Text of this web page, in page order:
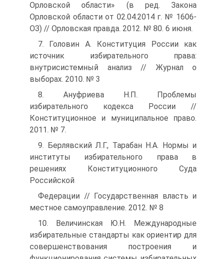
Орловской области» (в ред. Закона
Орловской области от 02.04.2014 г. № 1606-
ОЗ) // Орловская правда. 2012. № 80. 6 июня.
7. Головин А. Конституция России как
источник избирательного права:
внутрисистемный анализ // Журнал о
выборах. 2010. № 3
8. Ануфриева Н.П. Проблемы
избирательного кодекса России //
Конституционное и муниципальное право.
2011. № 7.
9. Берлявский Л.Г., Тарабан Н.А. Нормы и
институты избирательного права в
решениях Конституционного Суда
Российской
Федерации // Государственная власть и
местное самоуправление. 2012. № 8
10. Величинская Ю.Н. Международные
избирательные стандарты как ориентир для
совершенствования построения и